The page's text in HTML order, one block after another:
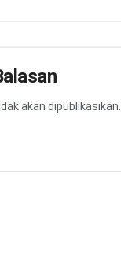
akan dipublikasikan.